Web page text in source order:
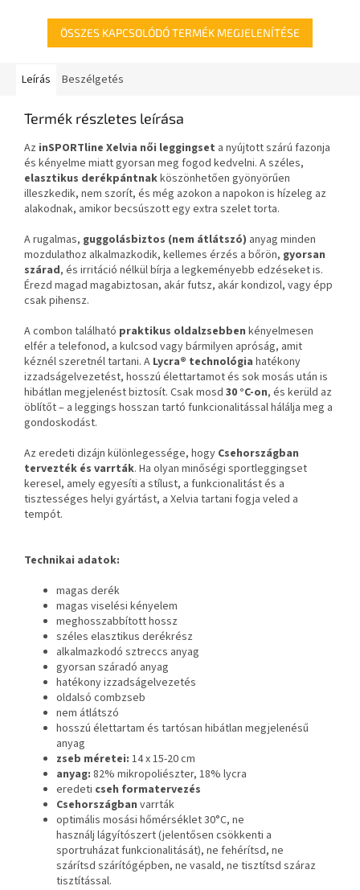
ÖSSZES KAPCSOLÓDÓ TERMÉK MEGJELENÍTÉSE
Leírás Beszélgetés
Termék részletes leírása
Az inSPORTline Xelvia női leggingset a nyújtott szárú fazonja
és kényelme miatt gyorsan meg fogod kedvelni. A széles,
elasztikus derékpántnakköszönhetően gyönyörűen
illeszkedik, nem szorít, és még azokon a napokon is hízeleg az
alakodnak, amikor becsúszott egy extra szelet torta.
A rugalmas, guggolásbiztos (nem átlátszó) anyag minden
mozdulathoz alkalmazkodik, kellemes érzés a bőrön, gyorsan
szárad, és irritáció nélkül bírja a legkeményebb edzéseket is.
Érezd magad magabiztosan, akár futsz, akár kondizol, vagy épp
csak pihensz.
A combon található praktikus oldalzsebben kényelmesen
elfér a telefonod, a kulcsod vagy bármilyen apróság, amit
kéznél szeretnél tartani. A Lycra® technológia hatékony
izzadságelvezetést, hosszú élettartamot és sok mosás után is
hibátlan megjelenést biztosít. Csak mosd 30 °C-on, és kerüld az
öblítőt – a leggings hosszan tartó funkcionalitással hálálja meg a
gondoskodást.
Az eredeti dizájn különlegessége, hogy Csehországban
tervezték és varrták. Ha olyan minőségi sportleggingset
keresel, amely egyesíti a stílust, a funkcionalitást és a
tisztességes helyi gyártást, a Xelvia tartani fogja veled a
tempót.
Technikai adatok:
magas derék
magas viselési kényelem
meghosszabbított hossz
széles elasztikus derékrész
alkalmazkodó sztreccs anyag
gyorsan száradó anyag
hatékony izzadságelvezetés
oldalsó combzseb
nem átlátszó
hosszú élettartam és tartósan hibátlan megjelenésű
anyag
zseb méretei: 14 x 15-20 cm
anyag: 82% mikropoliészter, 18% lycra
eredeti cseh formatervezés
Csehországban varrták
optimális mosási hőmérséklet 30°C, ne
használj lágyítószert (jelentősen csökkenti a
sportruházat funkcionalitását), ne fehérítsd, ne
szárítsd szárítógépben, ne vasald, ne tisztítsd száraz
tisztítással.